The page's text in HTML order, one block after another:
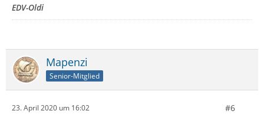
EDV-Oldi
Mapenzi
Senior-Mitglied
23. April 2020 um 16:02 #6